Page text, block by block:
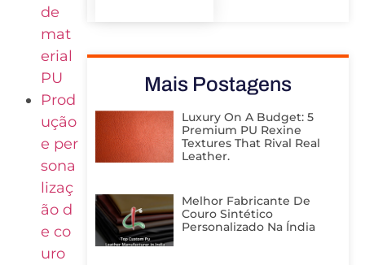
de
mat
erial
PU
Prod
ução
e per
sona
lizaç
ão d
e co
uro
Mais Postagens
Luxury On A Budget: 5
Premium PU Rexine
Textures That Rival Real
Leather.
Melhor Fabricante De
Couro Sintético
Personalizado Na Índia